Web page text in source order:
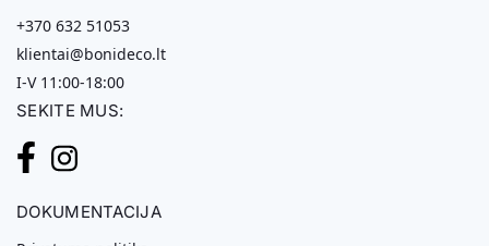
+370 632 51053
klientai@bonideco.lt
I-V 11:00-18:00
SEKITE MUS:
DOKUMENTACIJA